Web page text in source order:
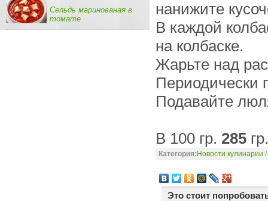
Сельдь маринованая в
томате
нанижите
В каждой
на колбаске.
Жарьте над
Периодически
Подавайте
В 100 гр. 285 гр.
Категория: Новости кулинарии /
Это стоит